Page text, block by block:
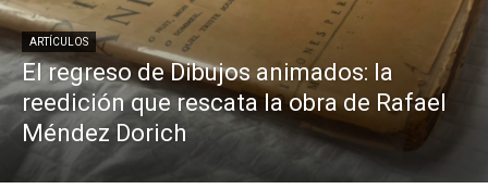
ARTÍCULOS
El regreso de Dibujos animados: la
reedición que rescata la obra de Rafael
Méndez Dorich